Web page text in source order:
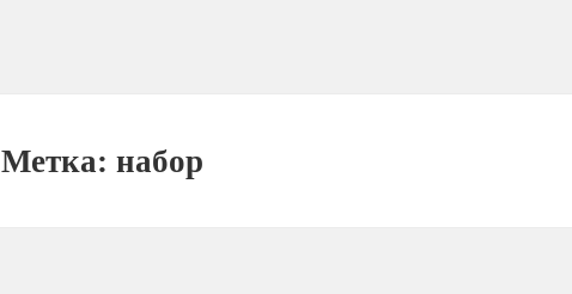
Метка:набор